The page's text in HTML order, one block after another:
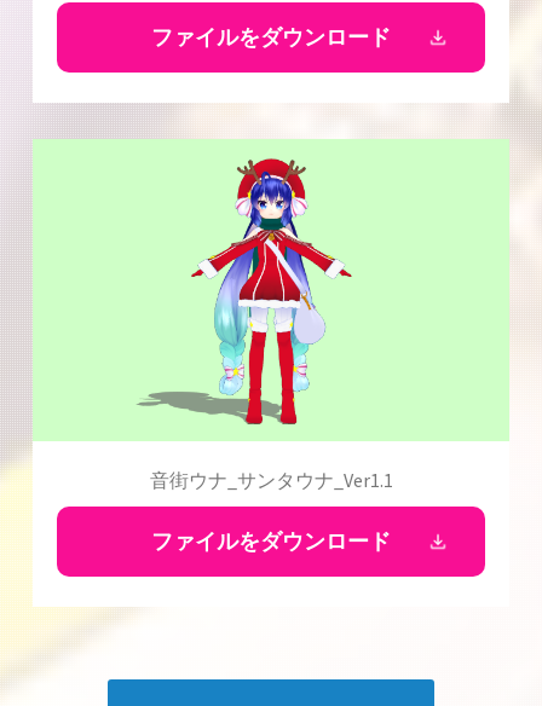
ファイルをダウンロード
音街ウナ_サンタウナ_Ver1.1
ファイルをダウンロード